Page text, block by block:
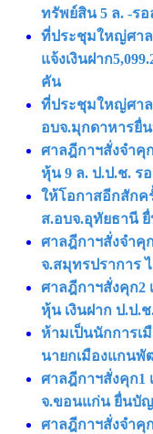
ทรัพย์สิน 5 ล. -รอ
ที่ประชุมใหญ่ศาล
แจ้งเงินฝาก
คัน
ที่ประชุมใหญ่ศา
อบจ.มุกดาหารยื่
ศาลฎีกาฯสั่งจําคุ
หุ้น 9 ล. ป.ป.ช. ร
ให้โอกาสอีกสักค
ส.อบจ.อุทัยธานี
ศาลฎีกาฯสั่งจำคุ
จ.สมุทรปราการ
ศาลฎีกาฯสั่งคุก2
หุ้น เงินฝาก ป.ป.
ห้ามเป็นนักการเ
นายกเมืองแกนพั
ศาลฎีกาฯสั่งคุก1
จ.ขอนแก่น ยื่นบั
ศาลฎีกาฯสั่งจำคุ